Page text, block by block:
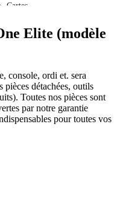
Cartes
de jeux Microsoft
Elite (modèle
console, ordi et. sera
pièces détachées, outils
Toutes nos pièces sont
par notre garantie
pour toutes vos